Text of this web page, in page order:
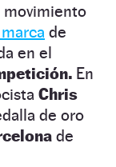
movimiento
de
en el
En
Chris
de oro
de